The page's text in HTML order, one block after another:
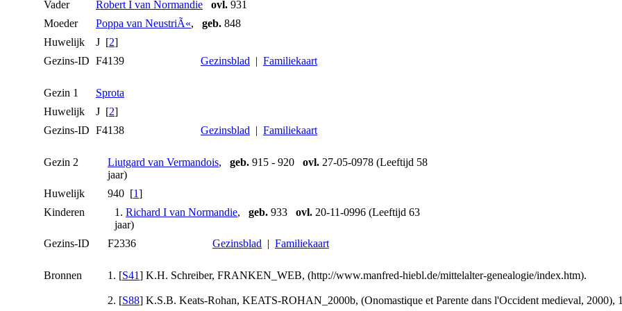
Vader Robert I van Normandie ovl. 931
Moeder
Poppa van NeustriÃ«, geb. 848
Huwelijk
J [2]
Gezins-ID F4139 Gezinsblad | Familiekaart
Gezin 1
Sprota
Huwelijk
J [2]
Gezins-ID F4138 Gezinsblad | Familiekaart
Gezin 2 Liutgard van Vermandois, geb. 915 - 920 ovl. 27-05-0978 (Leeftijd 58
jaar)
Huwelijk
940 [1]
Kinderen
1. Richard I van Normandie, geb. 933 ovl. 20-11-0996 (Leeftijd 63
jaar)
Gezins-ID
F2336 Gezinsblad | Familiekaart
Bronnen [S41] K.H. Schreiber, FRANKEN_WEB, (http://www.manfred-hiebl.de/mittelalter-genealogie/index.htm).
[S88] K.S.B. Keats-Rohan, KEATS-ROHAN_2000b, (Onomastique et Parente dans l'Occident medieval, 2000),